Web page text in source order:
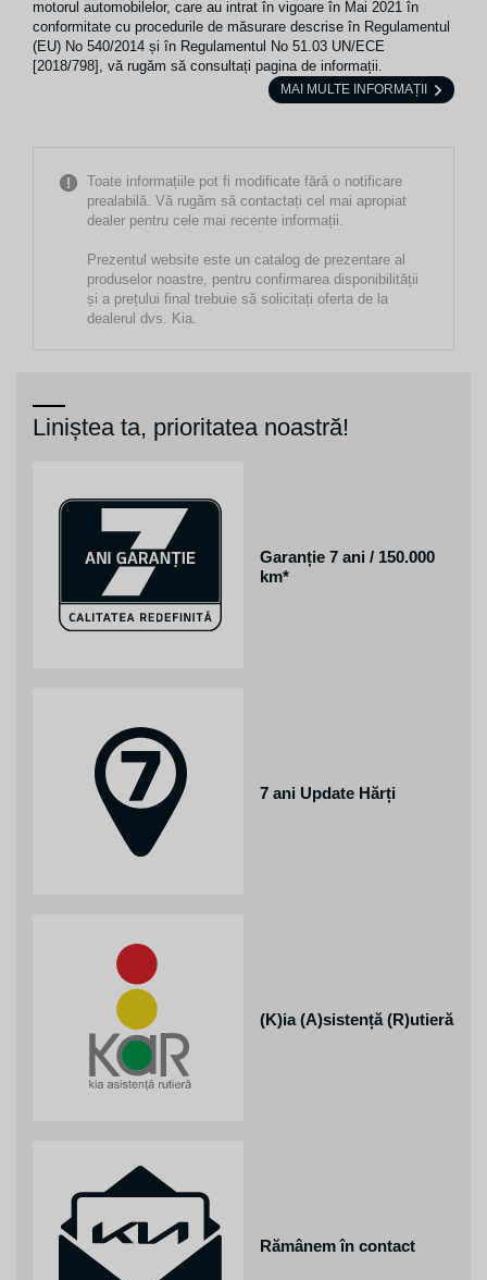
motorul automobilelor, care au intrat în vigoare în Mai 2021 în
conformitate cu procedurile de măsurare descrise în Regulamentul
(EU) No 540/2014 și în Regulamentul No 51.03 UN/ECE
[2018/798], vă rugăm să consultați pagina de informații.
MAI MULTE INFORMAȚII
Toate informațiile pot fi modificate fără o notificare
prealabilă. Vă rugăm să contactați cel mai apropiat
dealer pentru cele mai recente informații.
Prezentul website este un catalog de prezentare al
produselor noastre, pentru confirmarea disponibilității
și a prețului final trebuie să solicitați oferta de la
dealerul dvs. Kia.
Liniștea ta, prioritatea noastră!
Garanție 7 ani / 150.000
km*
7 ani Update Hărți
(K)ia (A)sistență (R)utieră
Rămânem în contact